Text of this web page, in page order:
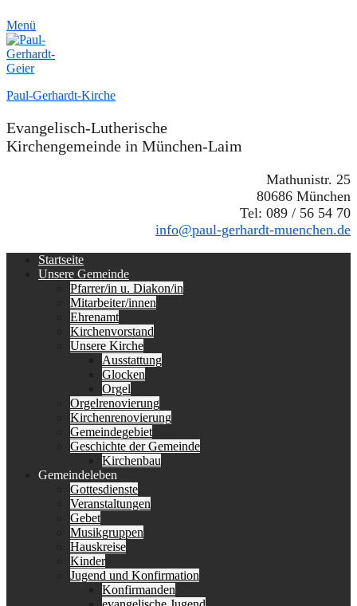
Menü
Paul-Gerhardt-Kirche
Evangelisch-Lutherische
Kirchengemeinde in München-Laim
Mathunistr. 25
80686 München
Tel: 089 / 56 54 70
info@paul-gerhardt-muenchen.de
Erstes
Menü
Startseite
Unsere Gemeinde
Pfarrer/in u. Diakon/in
Mitarbeiter/innen
Ehrenamt
Kirchenvorstand
Unsere Kirche
Ausstattung
Glocken
Orgel
Orgelrenovierung
Kirchenrenovierung
Gemeindegebiet
Geschichte der Gemeinde
Kirchenbau
Gemeindeleben
Gottesdienste
Veranstaltungen
Gebet
Musikgruppen
Hauskreise
Kinder
Jugend und Konfirmation
Konfirmanden